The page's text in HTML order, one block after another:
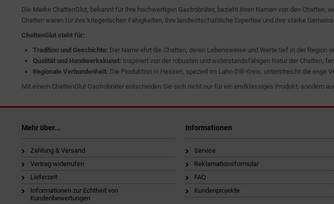
Die Marke ChattenGlut, bekannt für ihre hochwertigen Gastrobräter, bezieht ihren Namen von den
Chatten waren für ihre kriegerischen Fähigkeiten, ihre landwirtschaftliche Expertise und ihre starke
ChattenGlut steht für:
Tradition und Geschichte: Der Name ehrt die Chatten, deren Lebensweise und Werte tief in der Region
Qualität und Handwerkskunst: Inspiriert von der robusten und widerstandsfähigen Natur der Chatten,
Regionale Verbundenheit: Die Produktion in Hessen, speziell im Lahn-Dill-Kreis, unterstreicht die enge
Mit einem ChattenGlut Gastrobräter entscheiden Sie sich nicht nur für ein erstklassiges Produkt, sondern
Mehr über...
Zahlung & Versand
Vertrag widerrufen
Lieferzeit
Informationen zur Echtheit von
Kundenbewertungen
Informationen
Service
Reklamationsformular
FAQ
Kundenprojekte